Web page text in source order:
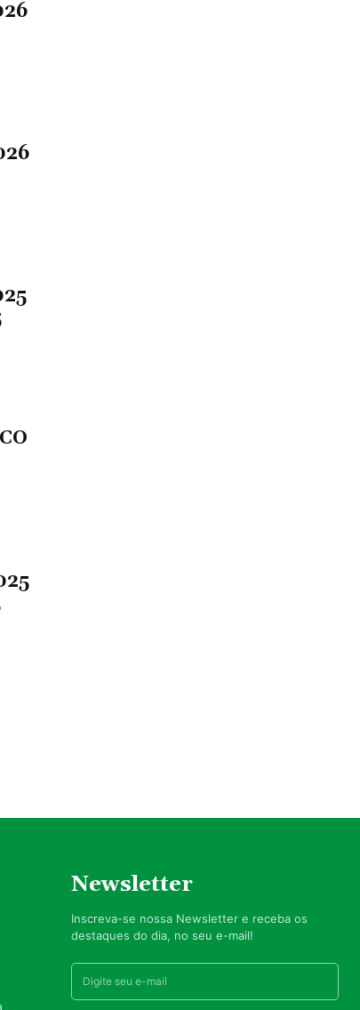
Newsletter
Inscreva-se nossa Newsletter e receba os
destaques do dia, no seu e-mail!